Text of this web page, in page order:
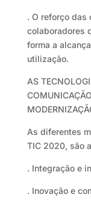
. O reforço
colaboradores
forma a
utilização.
AS
As diferentes
TIC 2020, são
. Integração e
. Inovação e